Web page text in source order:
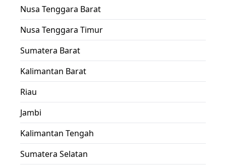
Nusa Tenggara Barat
Nusa Tenggara Timur
Sumatera Barat
Kalimantan Barat
Riau
Jambi
Kalimantan Tengah
Sumatera Selatan